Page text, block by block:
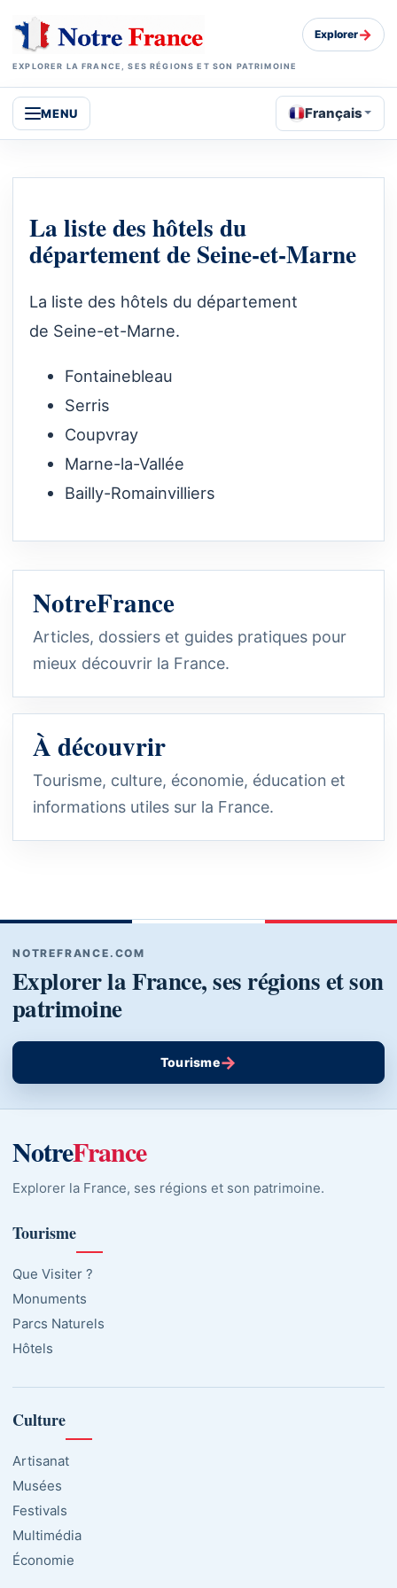
EXPLORER LA FRANCE, SES RÉGIONS ET SON PATRIMOINE
Explorer→
MENU Français
La liste des hôtels du
département de Seine-et-Marne
La liste des hôtels du département
de Seine-et-Marne.
Fontainebleau
Serris
Coupvray
Marne-la-Vallée
Bailly-Romainvilliers
NotreFrance
Articles, dossiers et guides pratiques pour
mieux découvrir la France.
À découvrir
Tourisme, culture, économie, éducation et
informations utiles sur la France.
NOTREFRANCE.COM
Explorer la France, ses régions et son
patrimoine
Tourisme→
NotreFrance
Explorer la France, ses régions et son patrimoine.
Tourisme
Que Visiter ?
Monuments
Parcs Naturels
Hôtels
Culture
Artisanat
Musées
Festivals
Multimédia
Économie